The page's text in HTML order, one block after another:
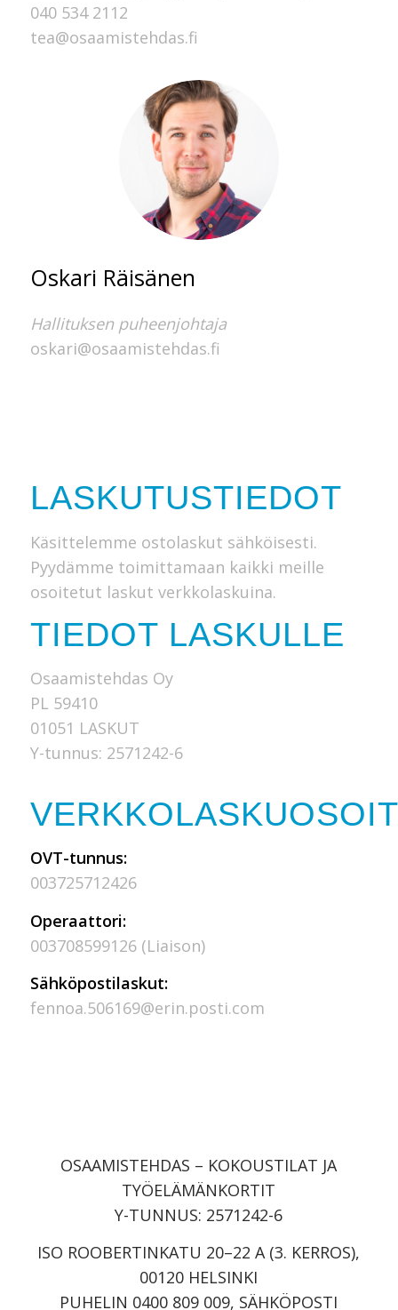
040 534 2112
tea@osaamistehdas.fi
Oskari Räisänen
Hallituksen puheenjohtaja
oskari@osaamistehdas.fi
LASKUTUSTIEDOT
Käsittelemme ostolaskut sähköisesti.
Pyydämme toimittamaan kaikki meille
osoitetut laskut verkkolaskuina.
TIEDOT LASKULLE
Osaamistehdas Oy
PL 59410
01051 LASKUT
Y-tunnus: 2571242-6
OVT-tunnus:
003725712426
Operaattori:
003708599126 (Liaison)
Sähköpostilaskut:
fennoa.506169@erin.posti.com
OSAAMISTEHDAS – KOKOUSTILAT JA
TYÖELÄMÄNKORTIT
Y-TUNNUS: 2571242-6
ISO ROOBERTINKATU 20–22 A (3. KERROS),
00120 HELSINKI
PUHELIN 0400 809 009, SÄHKÖPOSTI